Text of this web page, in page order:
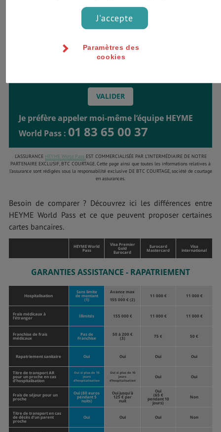
Je préfère appeler moi-même l’équipe HEYME
World Pass : 01 83 65 00 37
L’ASSURANCE HEYME World Pass EST COMMERCIALISÉE PAR L’INTERMÉDIAIRE DE NOTRE
PARTENAIRE EXCLUSIF, BTC COURTAGE. Cette page ainsi que toutes les informations relatives à
l’assurance sont rédigées sous la responsabilité exclusive DE BTC COURTAGE, société de courtage
en assurances.
Besoin de comparer ? Découvrez ici les différences entre
HEYME World Pass et ce que peuvent proposer certaines
cartes bancaires.
HEYME World
Pass
Visa Premier
Gold
Eurocard
Eurocard
Mastercard
Visa
international
GARANTIES ASSISTANCE - RAPATRIEMENT
Hospitalisation
Sans limite
de montant
(1)
Avance max
:
155 000 € (2)
11 000 € 11 000 €
Frais médicaux à
l’étranger Illimités 155 000 € 11 000 € 11 000 €
Franchise de frais
médicaux
Pas de
Franchise
50 à 200 €
(3) 75 € 50 €
Rapatriement sanitaire Oui Oui Oui Oui
Titre de transport AR
pour un proche en cas
d’hospitalisation
Oui si plus de 15
jours
d’hospitalisation
Oui si plus de 10
jours
d’hospitalisation
Oui Oui
Frais de séjour pour un
proche
Oui (80 euros
pendant 5
nuits)
Oui jusqu’à
125 € par
nuit
Oui
(65 €
pendant 10
jours)
Non
Titre de transport en cas
de décès d’un parent
proche
Oui Oui Oui Non
J'accepte
Paramètres des
cookies